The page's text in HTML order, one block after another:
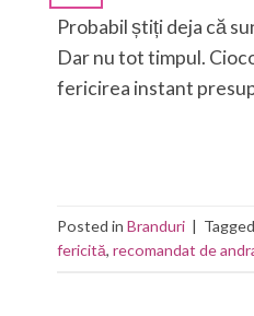
Probabil știți deja că
Dar nu tot timpul.
fericirea instant
Posted in Branduri | Tagged
fericită, recomandat de